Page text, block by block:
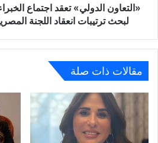
لبحث
ترتيبات
العراقية
المشتركة
لبحث ترتيبات انعقاد اللجنة
مقالات ذات صلة